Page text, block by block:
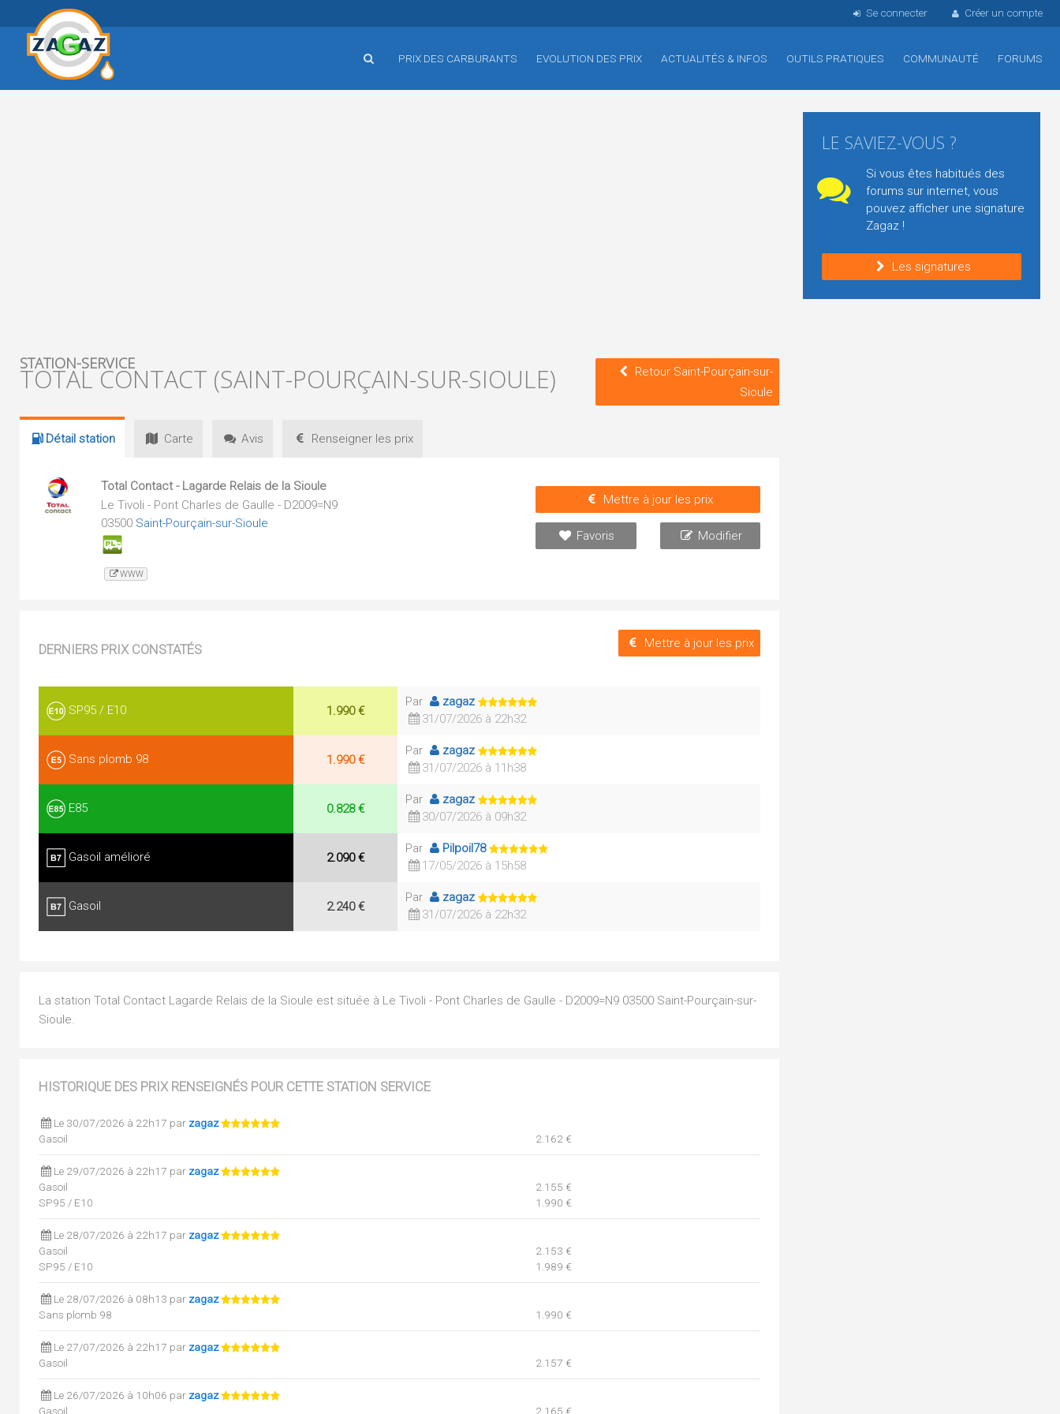
Se connecter Créer un compte
PRIX DES CARBURANTS EVOLUTION DES PRIX ACTUALITÉS & INFOS OUTILS PRATIQUES COMMUNAUTÉ FORUMS
STATION-SERVICE
TOTAL CONTACT (SAINT-POURÇAIN-SUR-SIOULE)
Retour Saint-Pourçain-sur-
Sioule
Détail station Carte Avis Renseigner les prix
Total Contact - Lagarde Relais de la Sioule
Le Tivoli - Pont Charles de Gaulle - D2009=N9
03500 Saint-Pourçain-sur-Sioule
WWW
Mettre à jour les prix
Favoris Modifier
DERNIERS PRIX CONSTATÉS Mettre à jour les prix
SP95 / E10 1.990 €
Par
zagaz
31/07/2026 à 22h32
Sans plomb 98 1.990 €
Par
zagaz
31/07/2026 à 11h38
E85 0.828 €
Par
zagaz
30/07/2026 à 09h32
Gasoil amélioré 2.090 €
Par
Pilpoil78
17/05/2026 à 15h58
Gasoil 2.240 €
Par
zagaz
31/07/2026 à 22h32
La station Total Contact Lagarde Relais de la Sioule est située à Le Tivoli - Pont Charles de Gaulle - D2009=N9 03500 Saint-Pourçain-sur-
Sioule.
HISTORIQUE DES PRIX RENSEIGNÉS POUR CETTE STATION SERVICE
Le 30/07/2026 à 22h17 par zagaz
Gasoil
2.162 €
Le 29/07/2026 à 22h17 par zagaz
Gasoil
2.155 €
SP95 / E10
1.990 €
Le 28/07/2026 à 22h17 par zagaz
Gasoil
2.153 €
SP95 / E10
1.989 €
Le 28/07/2026 à 08h13 par zagaz
Sans plomb 98
1.990 €
Le 27/07/2026 à 22h17 par zagaz
Gasoil
2.157 €
Le 26/07/2026 à 10h06 par zagaz
Gasoil
2.165 €
LE SAVIEZ-VOUS ?
Si vous êtes habitués des
forums sur internet, vous
pouvez afficher une signature
Zagaz !
Les signatures